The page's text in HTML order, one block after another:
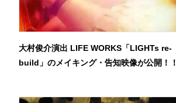
大村俊介演出 LIFE WORKS「LIGHTs re-
build」のメイキング・告知映像が公開！！